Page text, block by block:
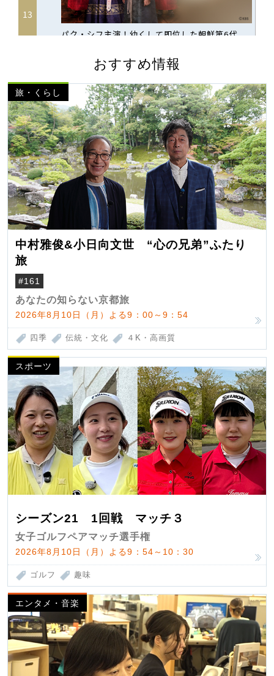
おすすめ情報
旅・くらし
中村雅俊&小日向文世 “心の兄弟”ふたり
旅
#161
あなたの知らない京都旅
2026年8月10日（月）よる9：00～9：54
四季 伝統・文化 ４K・高画質
スポーツ
シーズン21 1回戦 マッチ３
女子ゴルフペアマッチ選手権
2026年8月10日（月）よる9：54～10：30
ゴルフ 趣味
エンタメ・音楽